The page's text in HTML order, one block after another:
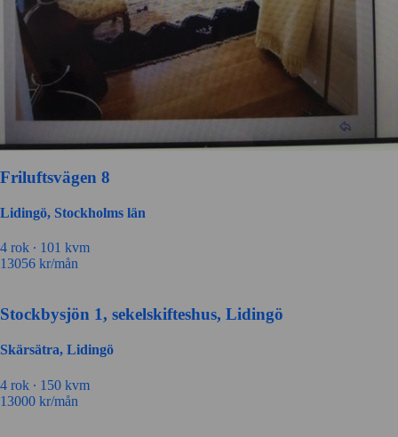
Friluftsvägen 8
Lidingö, Stockholms län
4 rok ∙ 101 kvm
13056 kr/mån
Stockbysjön 1, sekelskifteshus, Lidingö
Skärsätra, Lidingö
4 rok ∙ 150 kvm
13000 kr/mån